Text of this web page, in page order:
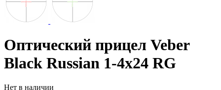
Оптический прицел Veber
Black Russian 1-4x24 RG
Нет в наличии